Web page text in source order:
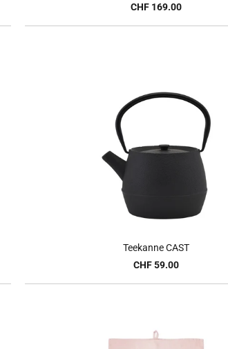
CHF 169.00
Teekanne CAST
CHF 59.00